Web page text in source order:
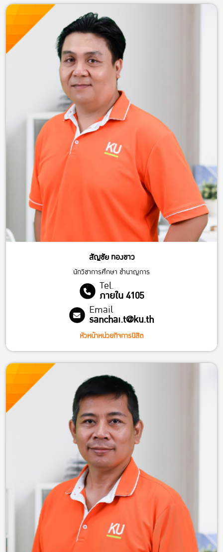
สัญชัย ทองขาว
นักวิชาการศึกษา ชํานาญการ
Tel.
ภายใน 4105
Email
sanchai.t@ku.th
หัวหน้าหน่วยกิจการนิสิต